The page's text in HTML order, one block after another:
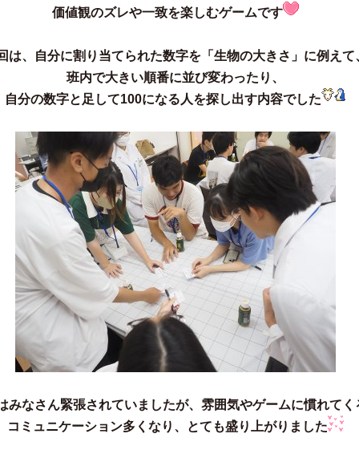
価値観のズレや一致を楽しむゲームです
は、自分に割り当てられた数字を「 生物の大きさ 」に例えて
班内で大きい順番に並び変わったり、
自分の数字と足して100になる人を探し出す内容でした
みなさん緊張されていましたが、雰囲気やゲームに慣れてく
コミュニケーション多くなり、とても盛り上がりました